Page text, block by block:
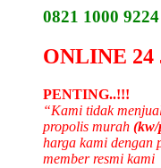
0821 1000 9224
ONLINE 24
PENTING..!!!
“Kami tidak
propolis murah (kw/
harga kami dengan
member resmi kami